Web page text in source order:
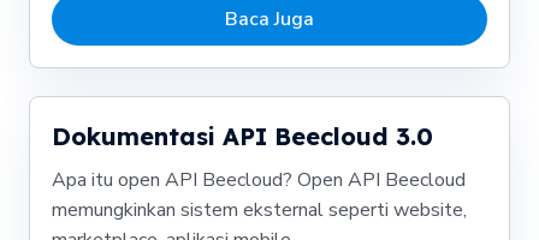
Baca Juga
Dokumentasi API Beecloud 3.0
Apa itu open API Beecloud? Open API Beecloud
memungkinkan sistem eksternal seperti website,